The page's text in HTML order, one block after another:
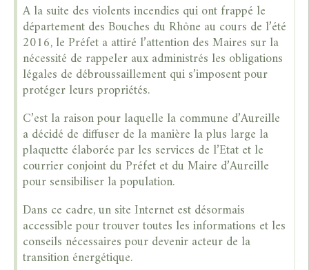
A la suite des violents incendies qui ont frappé le
département des Bouches du Rhône au cours de l’été
2016, le Préfet a attiré l’attention des Maires sur la
nécessité de rappeler aux administrés les obligations
légales de débroussaillement qui s’imposent pour
protéger leurs propriétés.
C’est la raison pour laquelle la commune d’Aureille
a décidé de diffuser de la manière la plus large la
plaquette élaborée par les services de l’Etat et le
courrier conjoint du Préfet et du Maire d’Aureille
pour sensibiliser la population.
Dans ce cadre, un site Internet est désormais
accessible pour trouver toutes les informations et les
conseils nécessaires pour devenir acteur de la
transition énergétique.